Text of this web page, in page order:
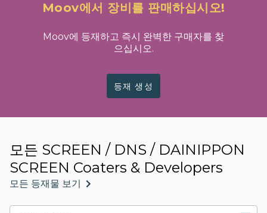
Moov에서 장비를 판매하십시오!
Moov에 등재하고 즉시 완벽한 구매자를 찾
으십시오.
등재 생성
모든 SCREEN / DNS / DAINIPPON
SCREEN Coaters & Developers
모든 등재물 보기